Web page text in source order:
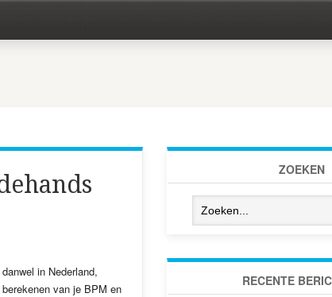
in Nederland,
van je BPM en
ZOEKEN
RECENTE